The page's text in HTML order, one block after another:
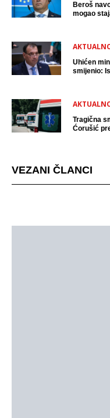
Beroš
mogao
Uhićen
smijenio:
Tragična
Ćorušić
VEZANI ČLANCI